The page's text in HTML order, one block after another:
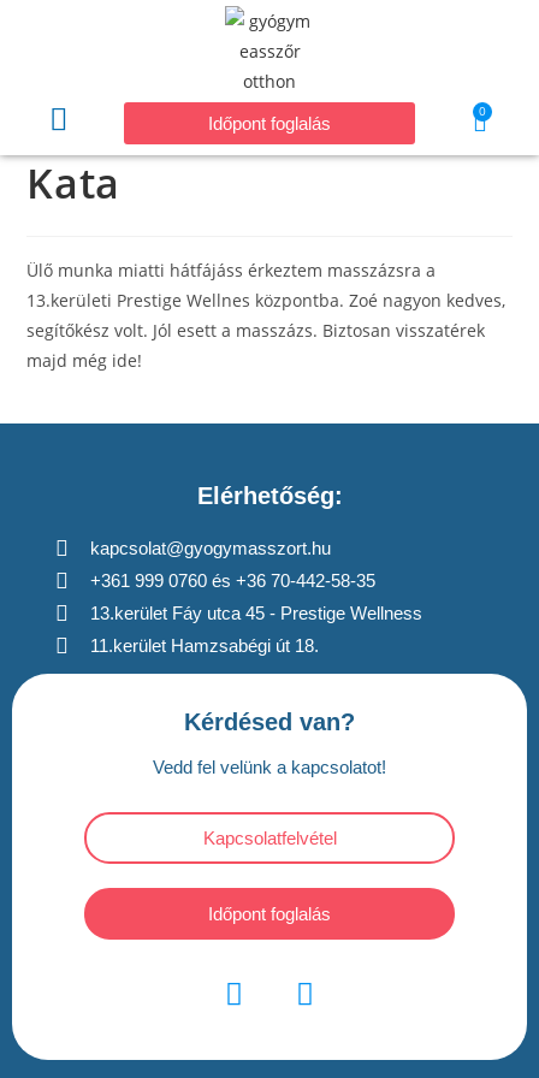
Időpont foglalás
0
Kata
Ülő munka miatti hátfájáss érkeztem masszázsra a
13.kerületi Prestige Wellnes központba. Zoé nagyon kedves,
segítőkész volt. Jól esett a masszázs. Biztosan visszatérek
majd még ide!
Elérhetőség:
kapcsolat@gyogymasszort.hu
+361 999 0760 és +36 70-442-58-35
13.kerület Fáy utca 45 - Prestige Wellness
11.kerület Hamzsabégi út 18.
Kérdésed van?
Vedd fel velünk a kapcsolatot!
Kapcsolatfelvétel
Időpont foglalás